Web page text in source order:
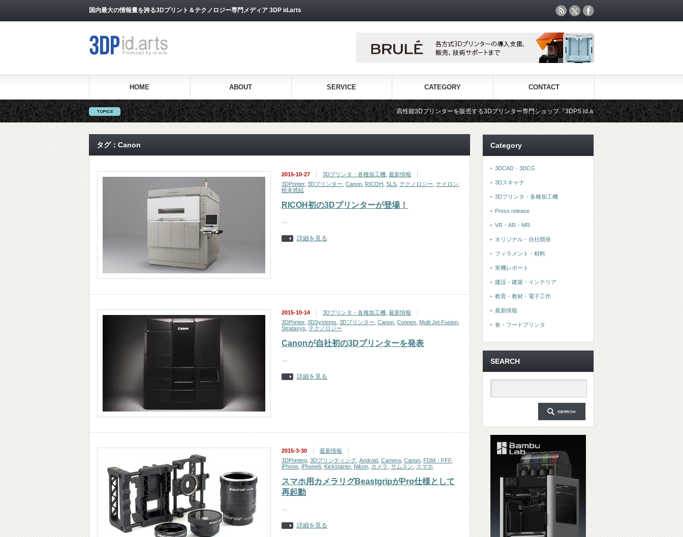
国内最大の情報量を誇る3Dプリント＆テクノロジー専門メディア 3DP id.arts
HOME ABOUT SERVICE CATEGORY CONTACT
高性能3Dプリンターを販売する3Dプリンター専門ショップ『3DPS id.arts』 3Dプリンタ用材料専門シ
タグ：Canon
2015-10-27 3Dプリンタ・各種加工機 最新情報
3DPrinter, 3Dプリンター Canon RICOH SLS テクノロジー ナイロン
粉末焼結
RICOH初の3Dプリンターが登場！
…
詳細を見る
2015-10-14 3Dプリンタ・各種加工機 最新情報
3DPrinter, 3DSystems 3Dプリンター Canon Connex Multi Jet Fusion
Stratasys テクノロジー
Canonが自社初の3Dプリンターを発表
…
詳細を見る
2015-3-30
最新情報
3DPrinting 3Dプリンティング Android Camera Canon FDM・FFF,
iPhone iPhone6 Kickstarter, Nikon カメラ サムスン スマホ
スマホ用カメラリグBeastgripがPro仕様として
再起動
…
詳細を見る
Category
3DCAD・3DCG
3Dスキャナ
3Dプリンタ・各種加工機
Press release
VR・AR・MR
オリジナル・自社開発
フィラメント・材料
実機レポート
建設・建築・インテリア
教育・教材・電子工作
最新情報
食・フードプリンタ
SEARCH